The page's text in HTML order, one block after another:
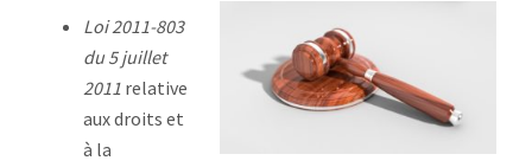
Loi 2011-803
du 5 juillet
2011 relative
aux droits et
à la